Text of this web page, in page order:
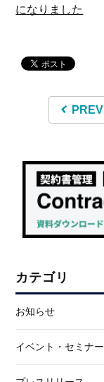
になりました
PREV
カテゴリ
お知らせ
イベント・セミナー